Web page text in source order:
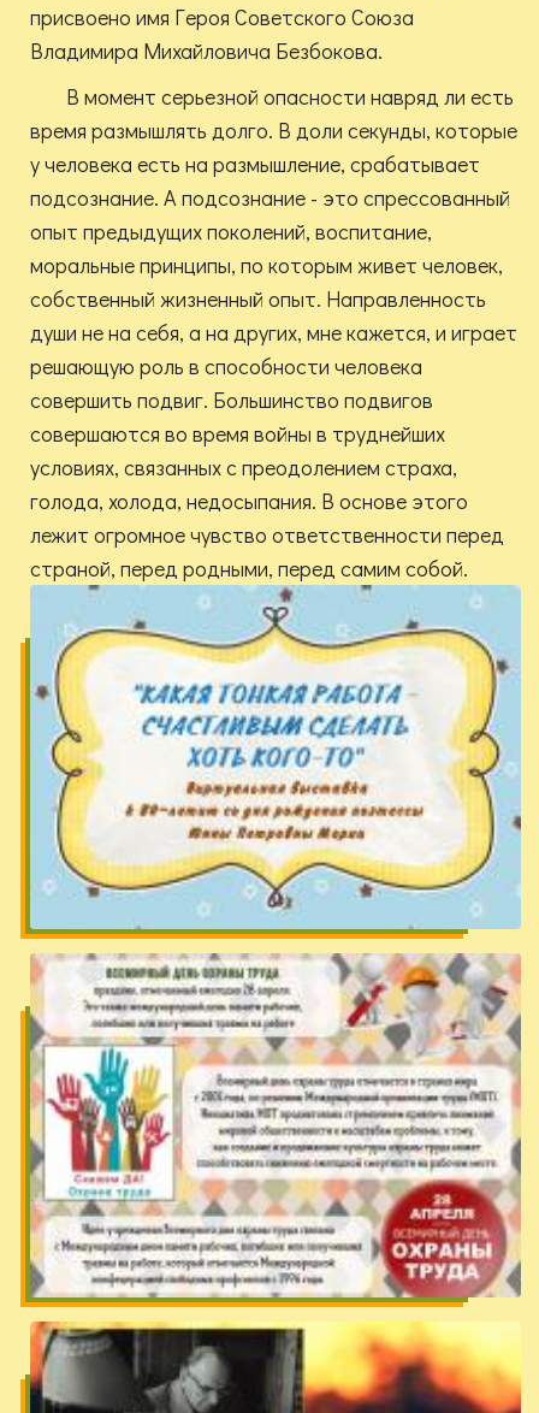
присвоено имя Героя Советского Союза
Владимира Михайловича Безбокова.
В момент серьезной опасности навряд ли есть
время размышлять долго. В доли секунды, которые
у человека есть на размышление, срабатывает
подсознание. А подсознание - это спрессованный
опыт предыдущих поколений, воспитание,
моральные принципы, по которым живет человек,
собственный жизненный опыт. Направленность
души не на себя, а на других, мне кажется, и играет
решающую роль в способности человека
совершить подвиг. Большинство подвигов
совершаются во время войны в труднейших
условиях, связанных с преодолением страха,
голода, холода, недосыпания. В основе этого
лежит огромное чувство ответственности перед
страной, перед родными, перед самим собой.